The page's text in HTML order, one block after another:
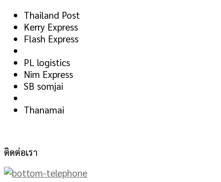
Thailand Post
Kerry Express
Flash Express
PL logistics
Nim Express
SB somjai
Thanamai
ติดต่อเรา